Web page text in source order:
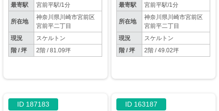
～２２時】
最寄駅 宮前平駅/1分
所在地
神奈川県川崎市宮前区
宮前平二丁目
現況
スケルトン
階 / 坪
2階 / 81.09坪
最寄駅 宮前平駅/1分
所在地
神奈川県川崎市宮前区
宮前平二丁目
現況
スケルトン
階 / 坪
2階 / 49.02坪
ID 187183 ID 163187